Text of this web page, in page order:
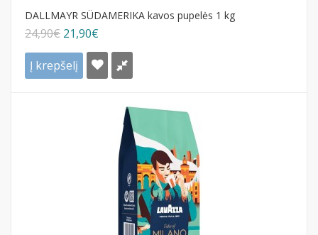
DALLMAYR SÜDAMERIKA kavos pupelės 1 kg
24,90€ 21,90€
Į krepšelį